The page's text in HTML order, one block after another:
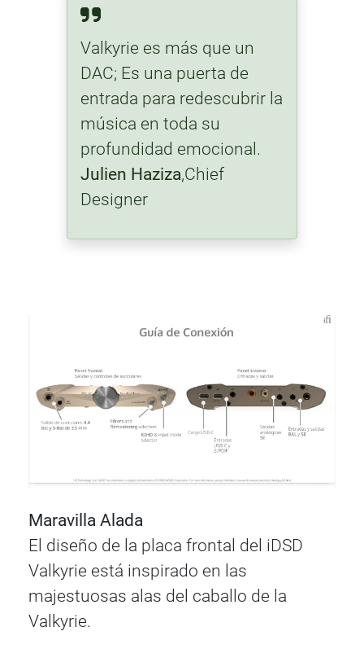
Valkyrie es más que un
DAC; Es una puerta de
entrada para redescubrir la
música en toda su
profundidad emocional.
Julien Haziza,Chief
Designer
Maravilla Alada
El diseño de la placa frontal del iDSD
Valkyrie está inspirado en las
majestuosas alas del caballo de la
Valkyrie.